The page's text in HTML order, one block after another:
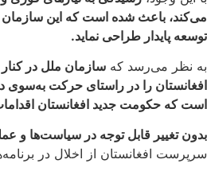
توسعه پایدار طراحی نماید.
به نظر می‌رسد که سازمان ملل در
است که حکومت جدید افغانستان
بدون تغییر قابل توجه در سیاست‌ها و
سرپرست افغانستان از اخلال در